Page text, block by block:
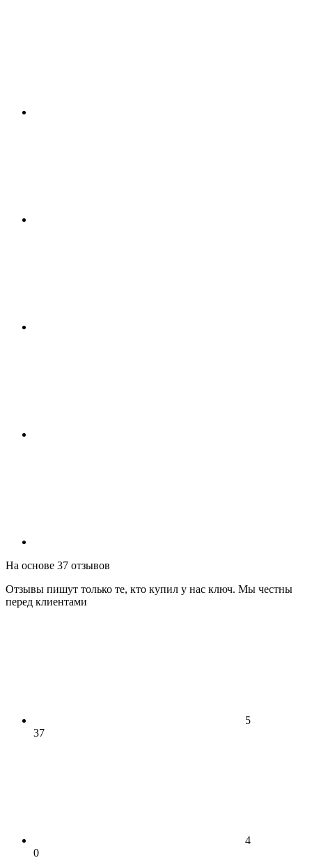
На основе 37 отзывов
Отзывы пишут только те, кто купил у нас ключ. Мы честны
перед клиентами
5
37
4
0